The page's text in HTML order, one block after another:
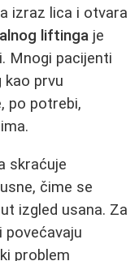
izraz lica i otvara
liftinga je
Mnogi pacijenti
kao prvu
po potrebi,
skraćuje
čime se
izgled usana. Za
povećavaju
problem